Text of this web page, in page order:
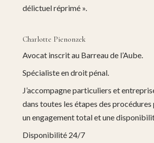
délictuel réprimé ».
Charlotte Pienonzek
Avocat inscrit au Barreau de l’Aube.
Spécialiste en droit pénal.
J’accompagne particuliers et
dans toutes les étapes des procédures
un engagement total et une
Disponibilité 24/7